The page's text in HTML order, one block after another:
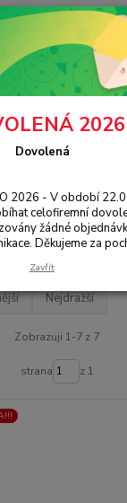
Infinix
a
Nejdražší
Zobrazuji 1-7 z 7
strana z 1
2026
Dovolená
2026 - V období
celofiremní
žádné
Děkujeme za
Zavřít